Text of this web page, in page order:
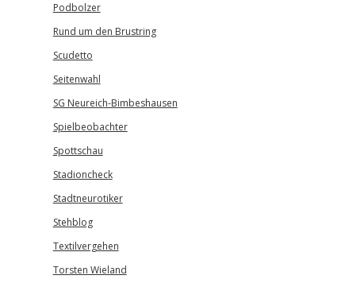
Podbolzer
Rund um den Brustring
Scudetto
Seitenwahl
SG Neureich-Bimbeshausen
Spielbeobachter
Spottschau
Stadioncheck
Stadtneurotiker
Stehblog
Textilvergehen
Torsten Wieland